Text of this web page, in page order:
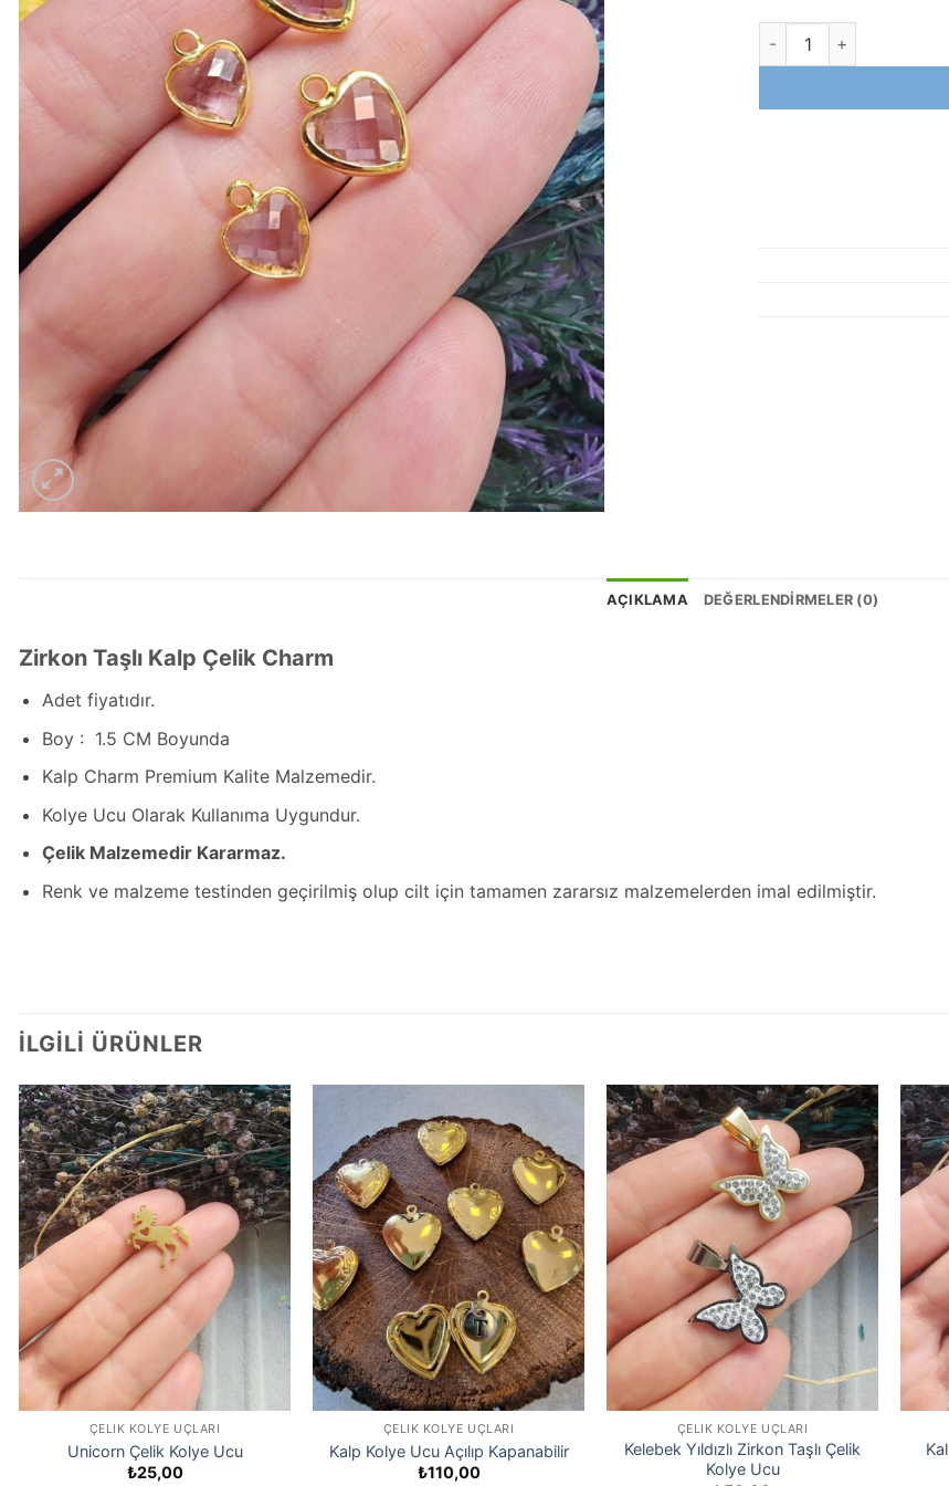
Zirkon Taşlı Kalp Çelik
AÇIKLAMA DEĞERLENDIRMELER (0)
Zirkon Taşlı Kalp Çelik Charm
Adet fiyatıdır.
Boy : 1.5 CM Boyunda
Kalp Charm Premium Kalite Malzemedir.
Kolye Ucu Olarak Kullanıma Uygundur.
Çelik Malzemedir Kararmaz.
Renk ve malzeme testinden geçirilmiş olup cilt için tamamen zararsız malzemelerden imal edilmiştir.
İLGILI ÜRÜNLER
ÇELIK KOLYE UÇLARI
Unicorn Çelik Kolye Ucu
₺25,00
ÇELIK KOLYE UÇLARI
Kalp Kolye Ucu Açılıp Kapanabilir
₺110,00
ÇELIK KOLYE UÇLARI
Kelebek Yıldızlı Zirkon Taşlı Çelik
Kolye Ucu